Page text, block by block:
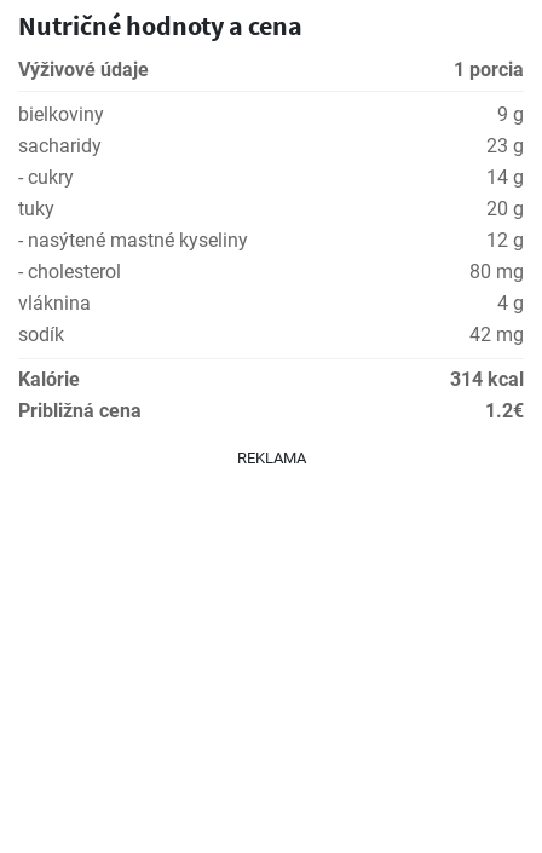
Nutričné hodnoty a cena
Výživové údaje
1 porcia
bielkoviny
9 g
sacharidy
23 g
- cukry
14 g
tuky
20 g
- nasýtené mastné kyseliny
12 g
- cholesterol
80 mg
vláknina
4 g
sodík
42 mg
Kalórie
314 kcal
Približná cena
1.2€
REKLAMA